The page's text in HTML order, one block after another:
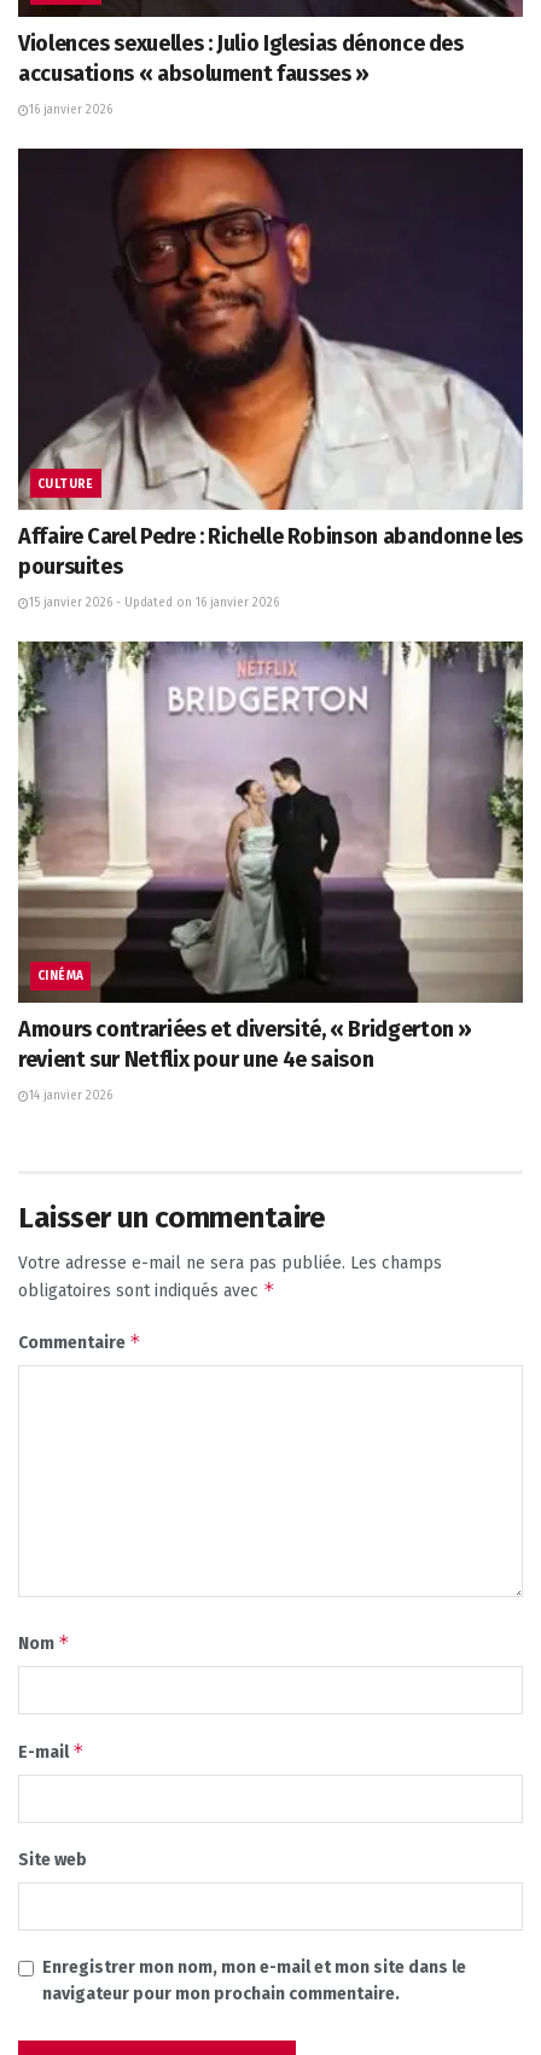
Violences sexuelles : Julio Iglesias dénonce des
accusations « absolument fausses »
16 janvier 2026
CULTURE
Affaire Carel Pedre : Richelle Robinson abandonne les
poursuites
15 janvier 2026 - Updated on 16 janvier 2026
CINÉMA
Amours contrariées et diversité, « Bridgerton »
revient sur Netflix pour une 4e saison
14 janvier 2026
Laisser un commentaire
Votre adresse e-mail ne sera pas publiée. Les champs
obligatoires sont indiqués avec *
Commentaire *
Nom *
E-mail*
Site web
Enregistrer mon nom, mon e-mail et mon site dans le
navigateur pour mon prochain commentaire.